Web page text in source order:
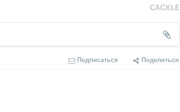
Подписаться Поделиться